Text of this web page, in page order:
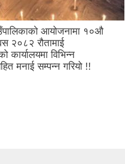
आयोजनामा १०औ
२०८२ रौतामाई
कार्यालयमा विभिन्न
मनाई सम्पन्न गरियो !!